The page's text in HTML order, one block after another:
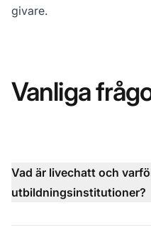
givare.
Vanliga
Vad är livechatt och
utbildningsinstitutioner?